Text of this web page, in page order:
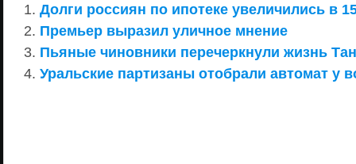
Долги россиян по ипотеке увеличились в
Премьер выразил уличное мнение
Пьяные чиновники перечеркнули жизнь
Уральские партизаны отобрали автомат у